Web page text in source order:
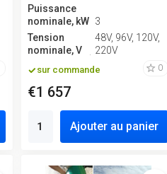
Puissance
nominale, kW 3
Tension
nominale, V
48V, 96V, 120V,
220V
sur commande 0
€1 657
Ajouter au panier